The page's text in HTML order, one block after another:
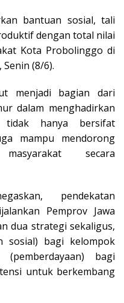
bantuan sosial, tali
dengan total nilai
Kota Probolinggo di
(8/6).
menjadi bagian dari
dalam menghadirkan
tidak hanya bersifat
mampu mendorong
secara
pendekatan
Pemprov Jawa
dua strategi sekaligus,
sosial) bagi kelompok
bagi
untuk berkembang